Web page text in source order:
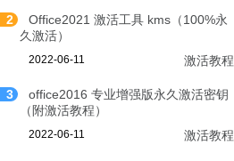
2
Office2021 激活工具 kms（100%永
久激活）
2022-06-11 激活教程
3
office2016 专业增强版永久激活密钥
（附激活教程）
2022-06-11 激活教程